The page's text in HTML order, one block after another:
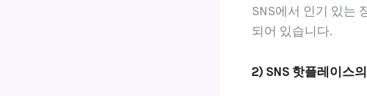
SNS에서 인기 있는
되어 있습니다.
2) SNS 핫플레이스